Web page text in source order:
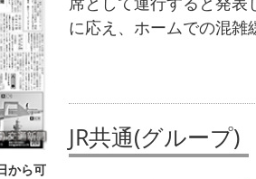
から可
に応え、ホームでの混雑
JR共通(グループ)